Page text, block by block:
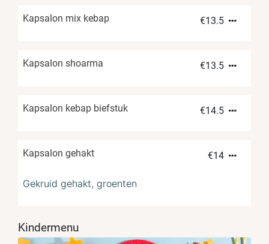
Kapsalon mix kebap €13.5
Kapsalon shoarma €13.5
Kapsalon kebap biefstuk €14.5
Kapsalon gehakt €14
Gekruid gehakt, groenten
Kindermenu